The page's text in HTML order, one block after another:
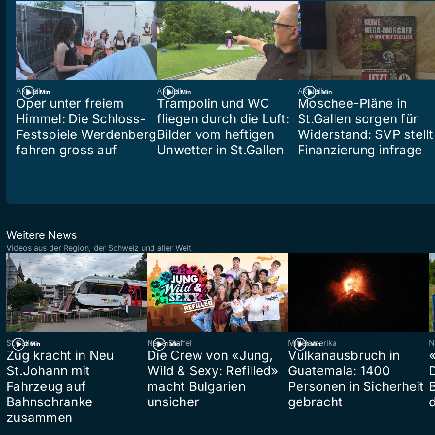
4 Min
Aktuell
Oper unter freiem
Himmel: Die Schloss-
Festspiele Werdenberg
fahren gross auf
3 Min
Aktuell
Trampolin und WC
fliegen durch die Luft:
Bilder vom heftigen
Unwetter in St.Gallen
3 Min
Aktuell
Moschee-Pläne in
St.Gallen sorgen für
Widerstand: SVP stellt
Finanzierung infrage
Weitere News
Videos aus der Region, der Schweiz und aller Welt
2 Min
St.Gallen
Zug kracht in Neu
St.Johann mit
Fahrzeug auf
Bahnschranke
zusammen
1 Min
Neue Staffel
Die Crew von «Jung,
Wild & Sexy: Refilled»
macht Bulgarien
unsicher
1 Min
Mittelamerika
Vulkanausbruch in
Guatemala: 1400
Personen in Sicherheit
gebracht